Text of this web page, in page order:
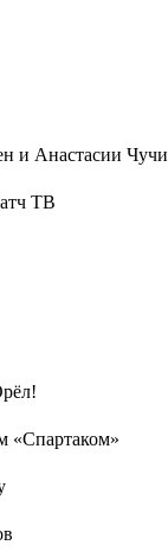
и Анастасии
ТВ
«Спартаком»